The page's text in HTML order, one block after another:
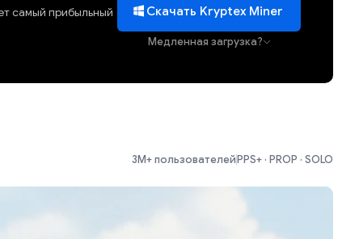
самый прибыльный
Скачать Kryptex Miner
Медленная загрузка?
3M+ пользователейPPS+ · PROP · SOLO